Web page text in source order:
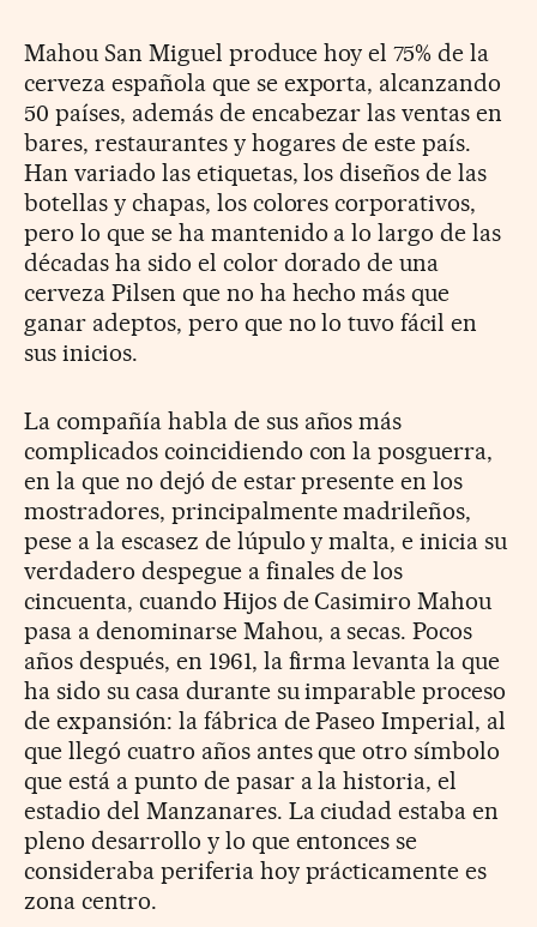
Mahou San Miguel produce hoy el 75% de la
cerveza española que se exporta, alcanzando
50 países, además de encabezar las ventas en
bares, restaurantes y hogares de este país.
Han variado las etiquetas, los diseños de las
botellas y chapas, los colores corporativos,
pero lo que se ha mantenido a lo largo de las
décadas ha sido el color dorado de una
cerveza Pilsen que no ha hecho más que
ganar adeptos, pero que no lo tuvo fácil en
sus inicios.
La compañía habla de sus años más
complicados coincidiendo con la posguerra,
en la que no dejó de estar presente en los
mostradores, principalmente madrileños,
pese a la escasez de lúpulo y malta, e inicia su
verdadero despegue a finales de los
cincuenta, cuando Hijos de Casimiro Mahou
pasa a denominarse Mahou, a secas. Pocos
años después, en 1961, la firma levanta la que
ha sido su casa durante su imparable proceso
de expansión: la fábrica de Paseo Imperial, al
que llegó cuatro años antes que otro símbolo
que está a punto de pasar a la historia, el
estadio del Manzanares. La ciudad estaba en
pleno desarrollo y lo que entonces se
consideraba periferia hoy prácticamente es
zona centro.